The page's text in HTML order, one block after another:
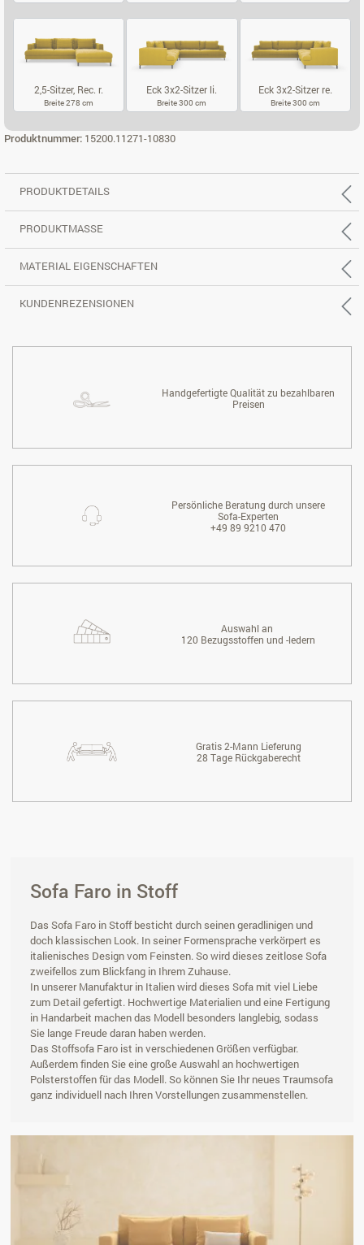
2,5-Sitzer, Rec. r.
Breite 278 cm
Eck 3x2-Sitzer li.
Breite 300 cm
Eck 3x2-Sitzer re.
Breite 300 cm
Produktnummer: 15200.11271-10830
PRODUKTDETAILS
PRODUKTMASSE
MATERIAL EIGENSCHAFTEN
KUNDENREZENSIONEN
Handgefertigte Qualität zu bezahlbaren
Preisen
Persönliche Beratung durch unsere
Sofa-Experten
+49 89 9210 470
Auswahl an
120 Bezugsstoffen und -ledern
Gratis 2-Mann Lieferung
28 Tage Rückgaberecht
Sofa Faro in Stoff
Das Sofa Faro in Stoff besticht durch seinen geradlinigen und
doch klassischen Look. In seiner Formensprache verkörpert es
italienisches Design vom Feinsten. So wird dieses zeitlose Sofa
zweifellos zum Blickfang in Ihrem Zuhause.
In unserer Manufaktur in Italien wird dieses Sofa mit viel Liebe
zum Detail gefertigt. Hochwertige Materialien und eine Fertigung
in Handarbeit machen das Modell besonders langlebig, sodass
Sie lange Freude daran haben werden.
Das Stoffsofa Faro ist in verschiedenen Größen verfügbar.
Außerdem finden Sie eine große Auswahl an hochwertigen
Polsterstoffen für das Modell. So können Sie Ihr neues Traumsofa
ganz individuell nach Ihren Vorstellungen zusammenstellen.